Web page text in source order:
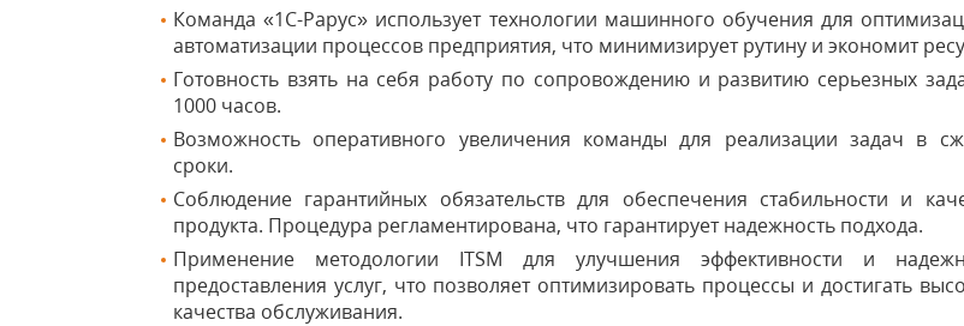
Команда «1С-Рарус» использует технологии машинного обучения для
автоматизации процессов предприятия, что минимизирует рутину и экономит
Готовность взять на себя работу по сопровождению и развитию серьезных
1000 часов.
Возможность оперативного увеличения команды для реализации задач в
сроки.
Соблюдение гарантийных обязательств для обеспечения стабильности и
продукта. Процедура регламентирована, что гарантирует надежность подхода.
Применение методологии IТSМ для улучшения эффективности и
предоставления услуг, что позволяет оптимизировать процессы и достигать
качества обслуживания.